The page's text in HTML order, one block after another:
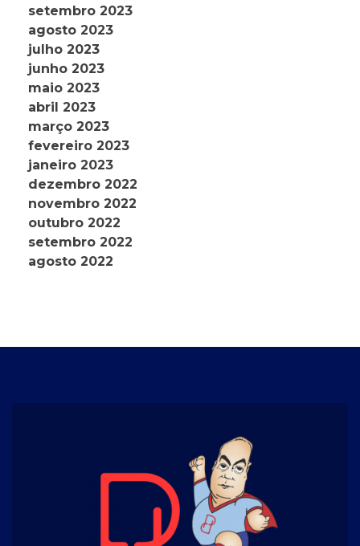
setembro 2023
agosto 2023
julho 2023
junho 2023
maio 2023
abril 2023
março 2023
fevereiro 2023
janeiro 2023
dezembro 2022
novembro 2022
outubro 2022
setembro 2022
agosto 2022